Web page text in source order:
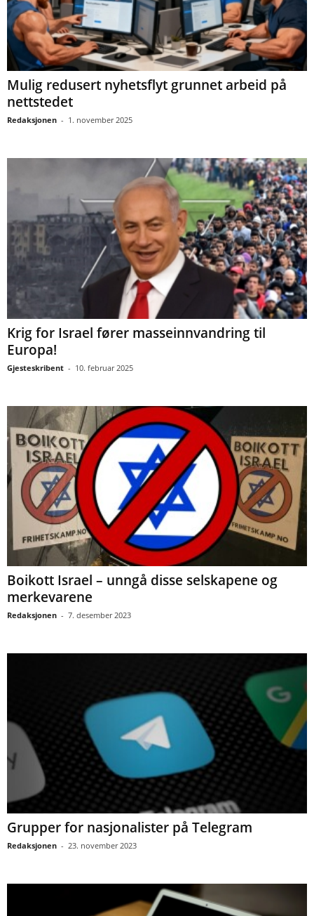
Mulig redusert nyhetsflyt grunnet arbeid på
nettstedet
Redaksjonen - 1. november 2025
Krig for Israel fører masseinnvandring til
Europa!
Gjesteskribent - 10. februar 2025
Boikott Israel – unngå disse selskapene og
merkevarene
Redaksjonen - 7. desember 2023
Grupper for nasjonalister på Telegram
Redaksjonen - 23. november 2023